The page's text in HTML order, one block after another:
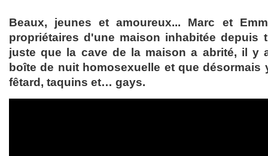
Beaux, jeunes et amoureux... Marc et
propriétaires d'une maison inhabitée depuis
juste que la cave de la maison a abrité, il y
boîte de nuit homosexuelle et que désormais
fêtard, taquins et… gays.